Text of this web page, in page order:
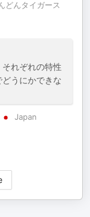
どんタイガース
れぞれの特性
うにかできな
Japan